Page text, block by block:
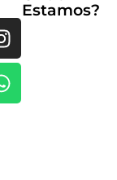
Estamos?